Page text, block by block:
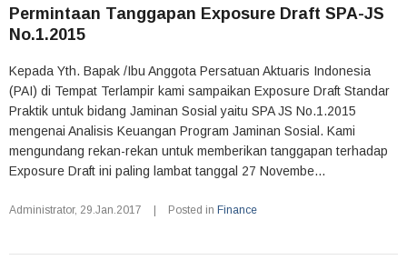
Permintaan Tanggapan Exposure Draft SPA-JS
No.1.2015
Kepada Yth. Bapak /Ibu Anggota Persatuan Aktuaris Indonesia
(PAI) di Tempat Terlampir kami sampaikan Exposure Draft Standar
Praktik untuk bidang Jaminan Sosial yaitu SPA JS No.1.2015
mengenai Analisis Keuangan Program Jaminan Sosial. Kami
mengundang rekan-rekan untuk memberikan tanggapan terhadap
Exposure Draft ini paling lambat tanggal 27 Novembe...
Administrator, 29.Jan.2017 Posted in Finance